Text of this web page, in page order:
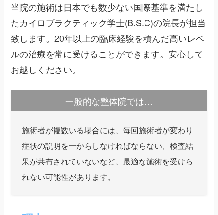
当院の施術は日本でも数少ない国際基準を満たし
たカイロプラクティック学士(B.S.C)の院長が担当
致します。20年以上の臨床経験を積んだ高いレベ
ルの治療を常に受けることができます。安心して
お越しください。
一般的な整体院では…
施術者が複数いる場合には、毎回施術者が変わり
症状の説明を一からしなければならない、検査結
果が共有されていないなど、最適な施術を受けら
れない可能性があります。